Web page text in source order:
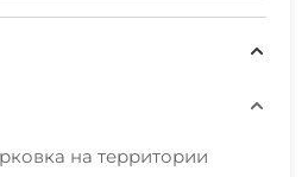
на территории